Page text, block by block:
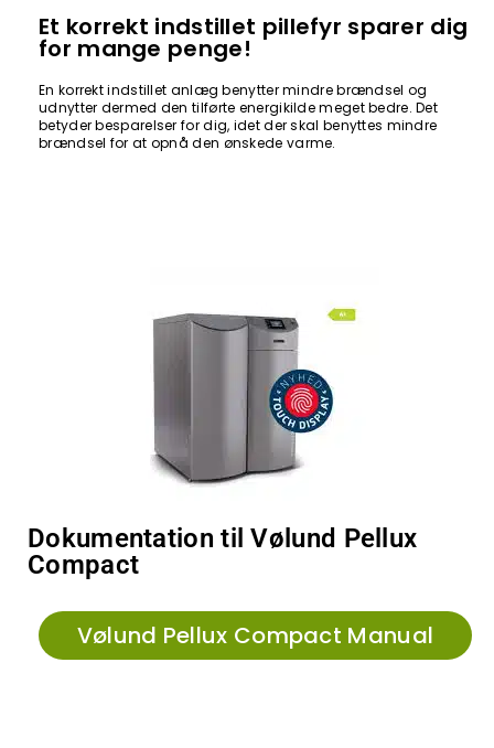
Et korrekt indstillet pillefyr sparer dig
for mange penge!
En korrekt indstillet anlæg benytter mindre brændsel og
udnytter dermed den tilførte energikilde meget bedre. Det
betyder besparelser for dig, idet der skal benyttes mindre
brændsel for at opnå den ønskede varme.
Dokumentation til Vølund Pellux
Compact
Vølund Pellux Compact Manual